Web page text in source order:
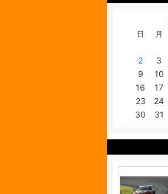
日
月
2
3
9
10
16
17
23
24
30
31